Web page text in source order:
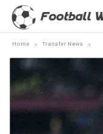
Home Transfer News